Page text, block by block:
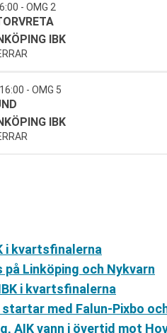
- OMG 2
IBK
- OMG 5
IBK
i kvartsfinalerna
Linköping och Nykvarn
i kvartsfinalerna
med Falun-Pixbo
AIK vann i övertid mot